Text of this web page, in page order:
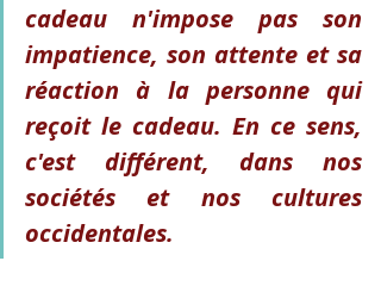
cadeau n'impose pas son
impatience, son attente et sa
réaction à la personne qui
reçoit le cadeau. En ce sens,
c'est différent, dans nos
sociétés et nos cultures
occidentales.